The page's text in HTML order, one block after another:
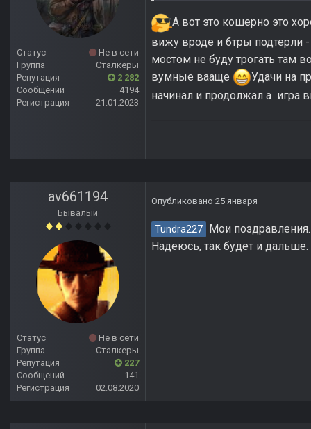
Статус
Не в сети
Группа
Сталкеры
Репутация
2 282
Сообщений
4194
Регистрация
21.01.2023
А вот это кошерно это
вижу вроде и бтры подтерли
мостом не буду трогать там
вумные вааще
Удачи на
начинал и продолжал а игра
av661194
Бывалый
Статус
Не в сети
Группа
Сталкеры
Репутация
227
Сообщений
141
Регистрация
02.08.2020
Опубликовано 25 января
Tundra227
Мои
Надеюсь, так будет и дальше.